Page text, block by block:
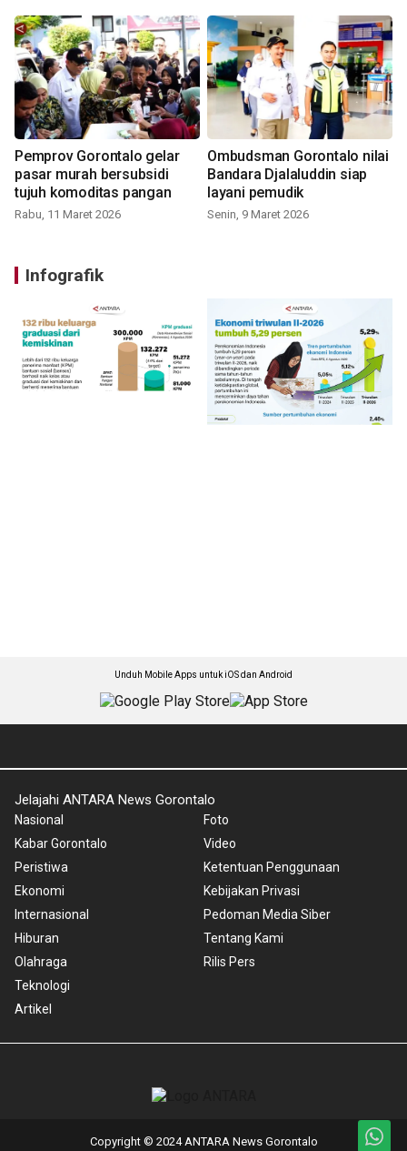
Pemprov Gorontalo gelar
pasar murah bersubsidi
tujuh komoditas pangan
Rabu, 11 Maret 2026
Ombudsman Gorontalo nilai
Bandara Djalaluddin siap
layani pemudik
Senin, 9 Maret 2026
Infografik
Unduh Mobile Apps untuk iOS dan Android
Jelajahi ANTARA News Gorontalo
Nasional
Kabar Gorontalo
Peristiwa
Ekonomi
Internasional
Hiburan
Olahraga
Teknologi
Artikel
Foto
Video
Ketentuan Penggunaan
Kebijakan Privasi
Pedoman Media Siber
Tentang Kami
Rilis Pers
Copyright © 2024 ANTARA News Gorontalo